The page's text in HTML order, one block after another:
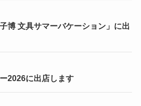
博 文具サマーバケーション」に出
2026に出店します